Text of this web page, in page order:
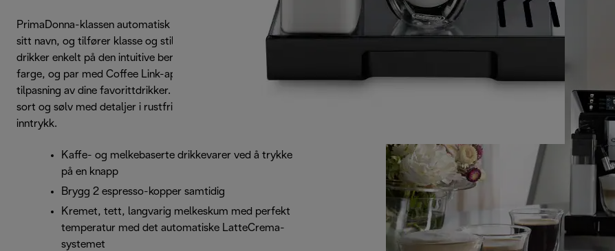
PrimaDonna-klassen automatisk kaffemaskin lever opp til
sitt navn, og tilfører klasse og stil til kjøkkenet. Velg
drikker enkelt på den intuitive berøringsskjermen i full
farge, og par med Coffee Link-appen for ubegrenset
tilpasning av dine favorittdrikker. Denne elegante finishen i
sort og sølv med detaljer i rustfritt stål gir et varig
inntrykk.
Kaffe- og melkebaserte drikkevarer ved å trykke
på en knapp
Brygg 2 espresso-kopper samtidig
Kremet, tett, langvarig melkeskum med perfekt
temperatur med det automatiske LatteCrema-
systemet